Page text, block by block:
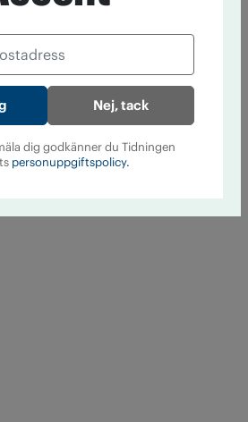
Nej, tack
dig godkänner du Tidningen
personuppgiftspolicy.